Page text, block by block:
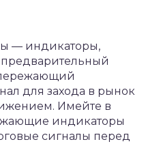
— индикаторы,
для захода в рынок
Имейте в
индикаторы
сигналы перед